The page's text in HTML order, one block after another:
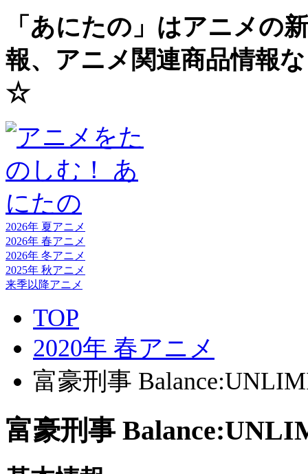
「あにたの」はアニメの
報、アニメ関連商品情報
☆
2026年 夏アニメ
2026年 春アニメ
2026年 冬アニメ
2025年 秋アニメ
来季以降アニメ
TOP
2020年 春アニメ
富豪刑事
富豪刑事